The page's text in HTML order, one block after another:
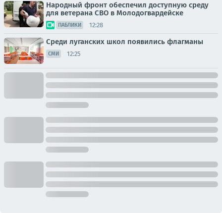
Народный фронт обеспечил доступную среду
для ветерана СВО в Молодогвардейске
ПАБЛИКИ 12:28
Среди луганских школ появились флагманы
СМИ 12:25